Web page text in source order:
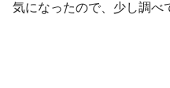
気になったので、少し調べ